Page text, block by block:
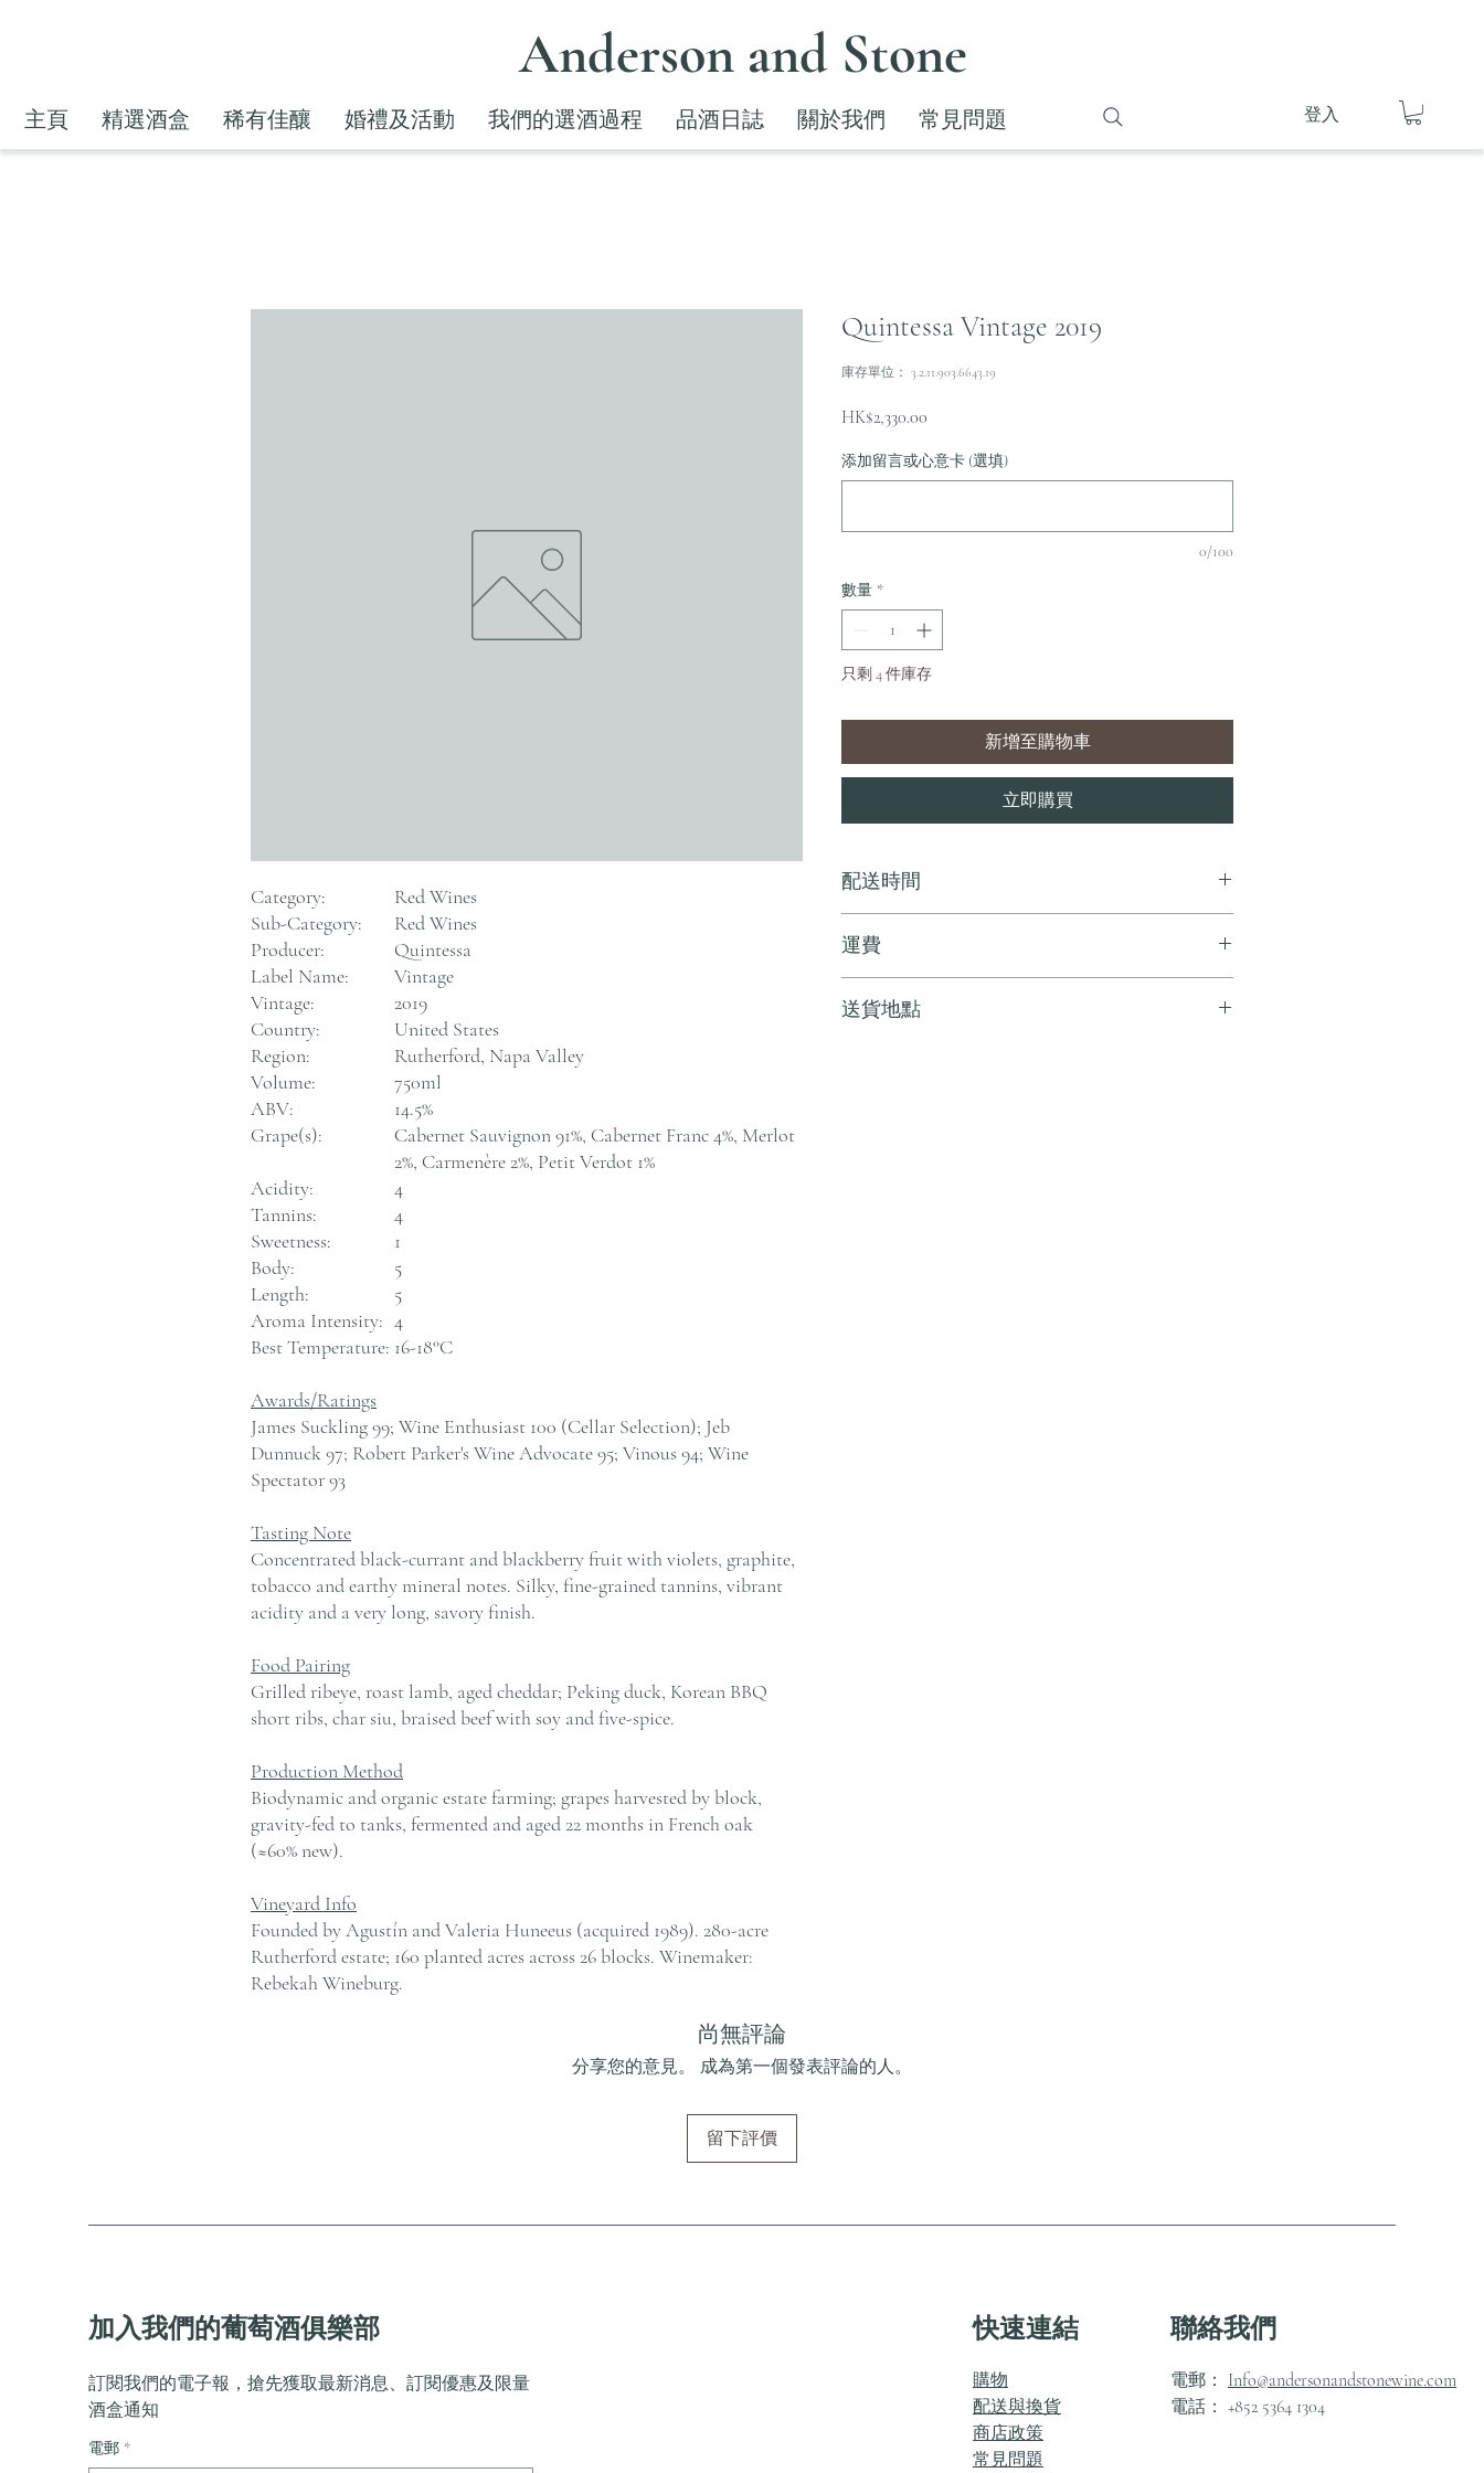
主頁 精選酒盒 稀有佳釀 婚禮及活動 我們的選酒過程 品酒日誌 關於我們 常見問題 登入
Anderson and Stone
Category:
Red Wines
Sub-Category:
Red Wines
Producer:
Quintessa
Label Name:
Vintage
Vintage:
2019
Country:
United States
Region:
Rutherford, Napa Valley
Volume:
750ml
ABV:
14.5%
Grape(s):
Cabernet Sauvignon 91%, Cabernet Franc 4%, Merlot
2%, Carmenère 2%, Petit Verdot 1%
Acidity:
4
Tannins:
4
Sweetness:
1
Body:
5
Length:
5
Aroma Intensity: 4
Best Temperature: 16-18°C
Awards/Ratings
James Suckling 99; Wine Enthusiast 100 (Cellar Selection); Jeb
Dunnuck 97; Robert Parker's Wine Advocate 95; Vinous 94; Wine
Spectator 93
Tasting Note
Concentrated black-currant and blackberry fruit with violets, graphite,
tobacco and earthy mineral notes. Silky, fine-grained tannins, vibrant
acidity and a very long, savory finish.
Food Pairing
Grilled ribeye, roast lamb, aged cheddar; Peking duck, Korean BBQ
short ribs, char siu, braised beef with soy and five-spice.
Production Method
Biodynamic and organic estate farming; grapes harvested by block,
gravity-fed to tanks, fermented and aged 22 months in French oak
(≈60% new).
Vineyard Info
Founded by Agustín and Valeria Huneeus (acquired 1989). 280-acre
Rutherford estate; 160 planted acres across 26 blocks. Winemaker:
Rebekah Wineburg.
Quintessa Vintage 2019
庫存單位： 3.2.11.903.6643.19
HK$2,330.00
添加留言或心意卡 (選填)
0/100
數量 *
只剩 4 件庫存
新增至購物車
立即購買
配送時間
運費
其他地區，請電郵至 cs@andersonandstonewine.com 聯絡客
送貨地點
尚無評論
分享您的意見。 成為第一個發表評論的人。
留下評價
加入我們的葡萄酒俱樂部
訂閱我們的電子報，搶先獲取最新消息、訂閱優惠及限量
酒盒通知
電郵 *
快速連結 聯絡我們
購物
配送與換貨
商店政策
常見問題
電郵： Info@andersonandstonewine.com
電話： +852 5364 1304